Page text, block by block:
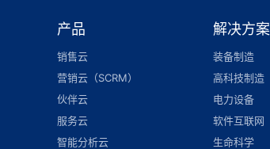
产品
销售云
营销云（SCRM）
伙伴云
服务云
智能分析云
解决方案
装备制造
高科技制造
电力设备
软件互联网
生命科学